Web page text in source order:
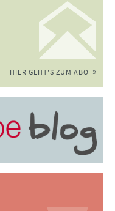
HIER GEHT'S ZUM ABO